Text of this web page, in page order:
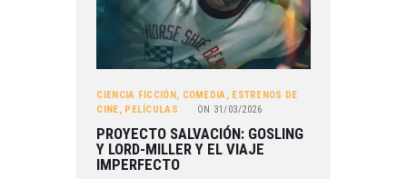
CIENCIA FICCIÓN, COMEDIA, ESTRENOS DE
CINE, PELÍCULAS ON 31/03/2026
PROYECTO SALVACIÓN: GOSLING
Y LORD-MILLER Y EL VIAJE
IMPERFECTO